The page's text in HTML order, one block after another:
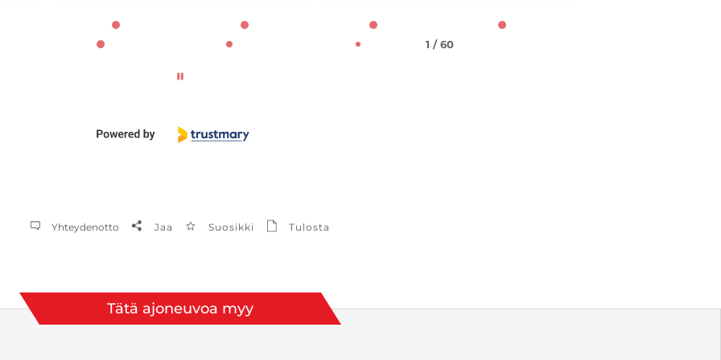
1 / 60
Yhteydenotto Jaa Suosikki Tulosta
Tätä ajoneuvoa myy